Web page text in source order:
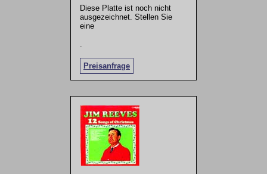
Diese Platte ist noch nicht
ausgezeichnet. Stellen Sie
eine
Preisanfrage